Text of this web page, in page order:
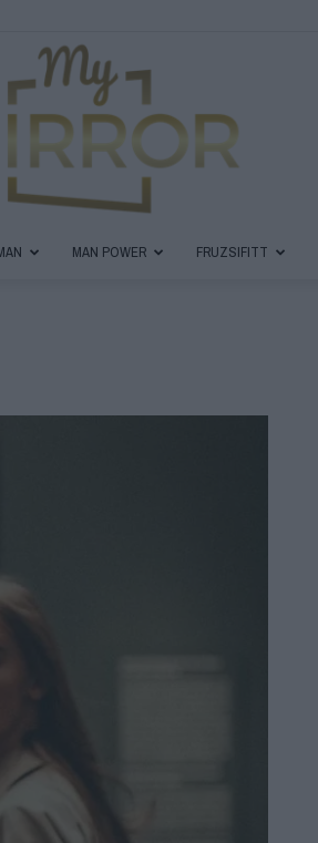
MAN POWER FRUZSIFITT